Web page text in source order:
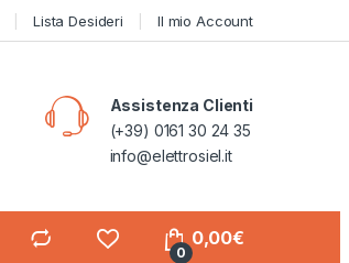
Lista Desideri Il mio Account
Assistenza Clienti
(+39) 0161 30 24 35
info@elettrosiel.it
0
0,00€